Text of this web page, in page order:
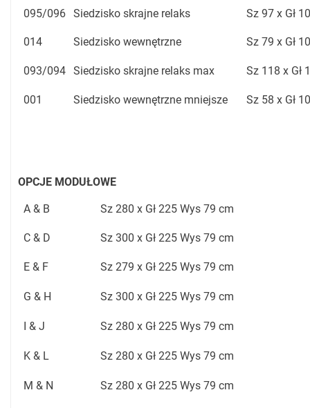
095/096 Siedzisko skrajne relaks Sz 97 x Gł
014 Siedzisko wewnętrzne Sz 79 x Gł
093/094 Siedzisko skrajne relaks max Sz 118 x Gł
001 Siedzisko wewnętrzne mniejsze Sz 58 x Gł
OPCJE MODUŁOWE
A & B Sz 280 x Gł 225 Wys 79 cm
C & D Sz 300 x Gł 225 Wys 79 cm
E & F Sz 279 x Gł 225 Wys 79 cm
G & H Sz 300 x Gł 225 Wys 79 cm
I & J Sz 280 x Gł 225 Wys 79 cm
K & L Sz 280 x Gł 225 Wys 79 cm
M & N Sz 280 x Gł 225 Wys 79 cm